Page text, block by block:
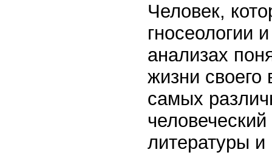
Человек,
гносеологии
анализах
жизни своего
самых
литературы и